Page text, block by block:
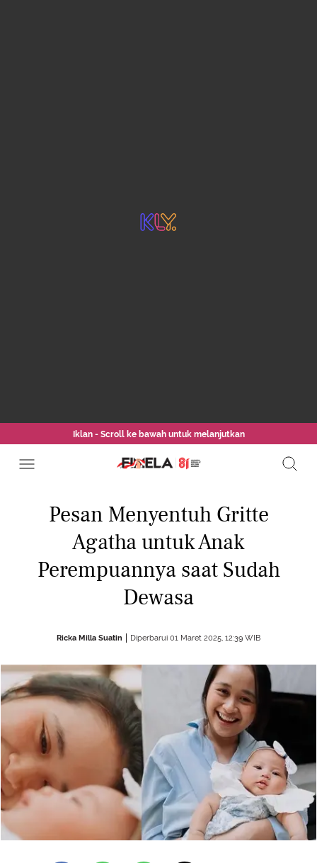
Iklan - Scroll ke bawah untuk melanjutkan
Pesan Menyentuh Gritte
Agatha untuk Anak
Perempuannya saat Sudah
Dewasa
Ricka Milla Suatin Diperbarui 01 Maret 2025, 12:39 WIB